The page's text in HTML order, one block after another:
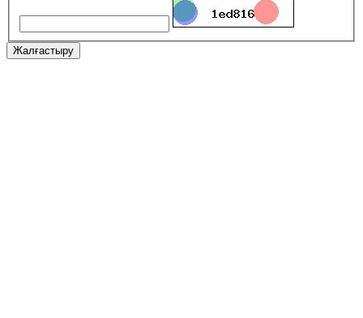
Жалғастыру